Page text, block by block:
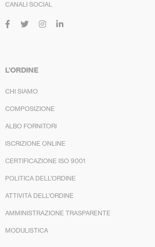
CANALI SOCIAL
L’ORDINE
CHI SIAMO
COMPOSIZIONE
ALBO FORNITORI
ISCRIZIONE ONLINE
CERTIFICAZIONE ISO 9001
POLITICA DELL’ORDINE
ATTIVITÀ DELL’ORDINE
AMMINISTRAZIONE TRASPARENTE
MODULISTICA